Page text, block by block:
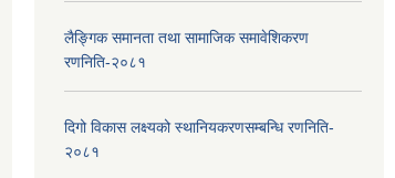
लैङ्‍गिक समानता तथा सामाजिक समावेशिकरण
रणनिति-२०८१
दिगो विकास लक्ष्यको स्थानियकरणसम्बन्धि रणनिति-
२०८१